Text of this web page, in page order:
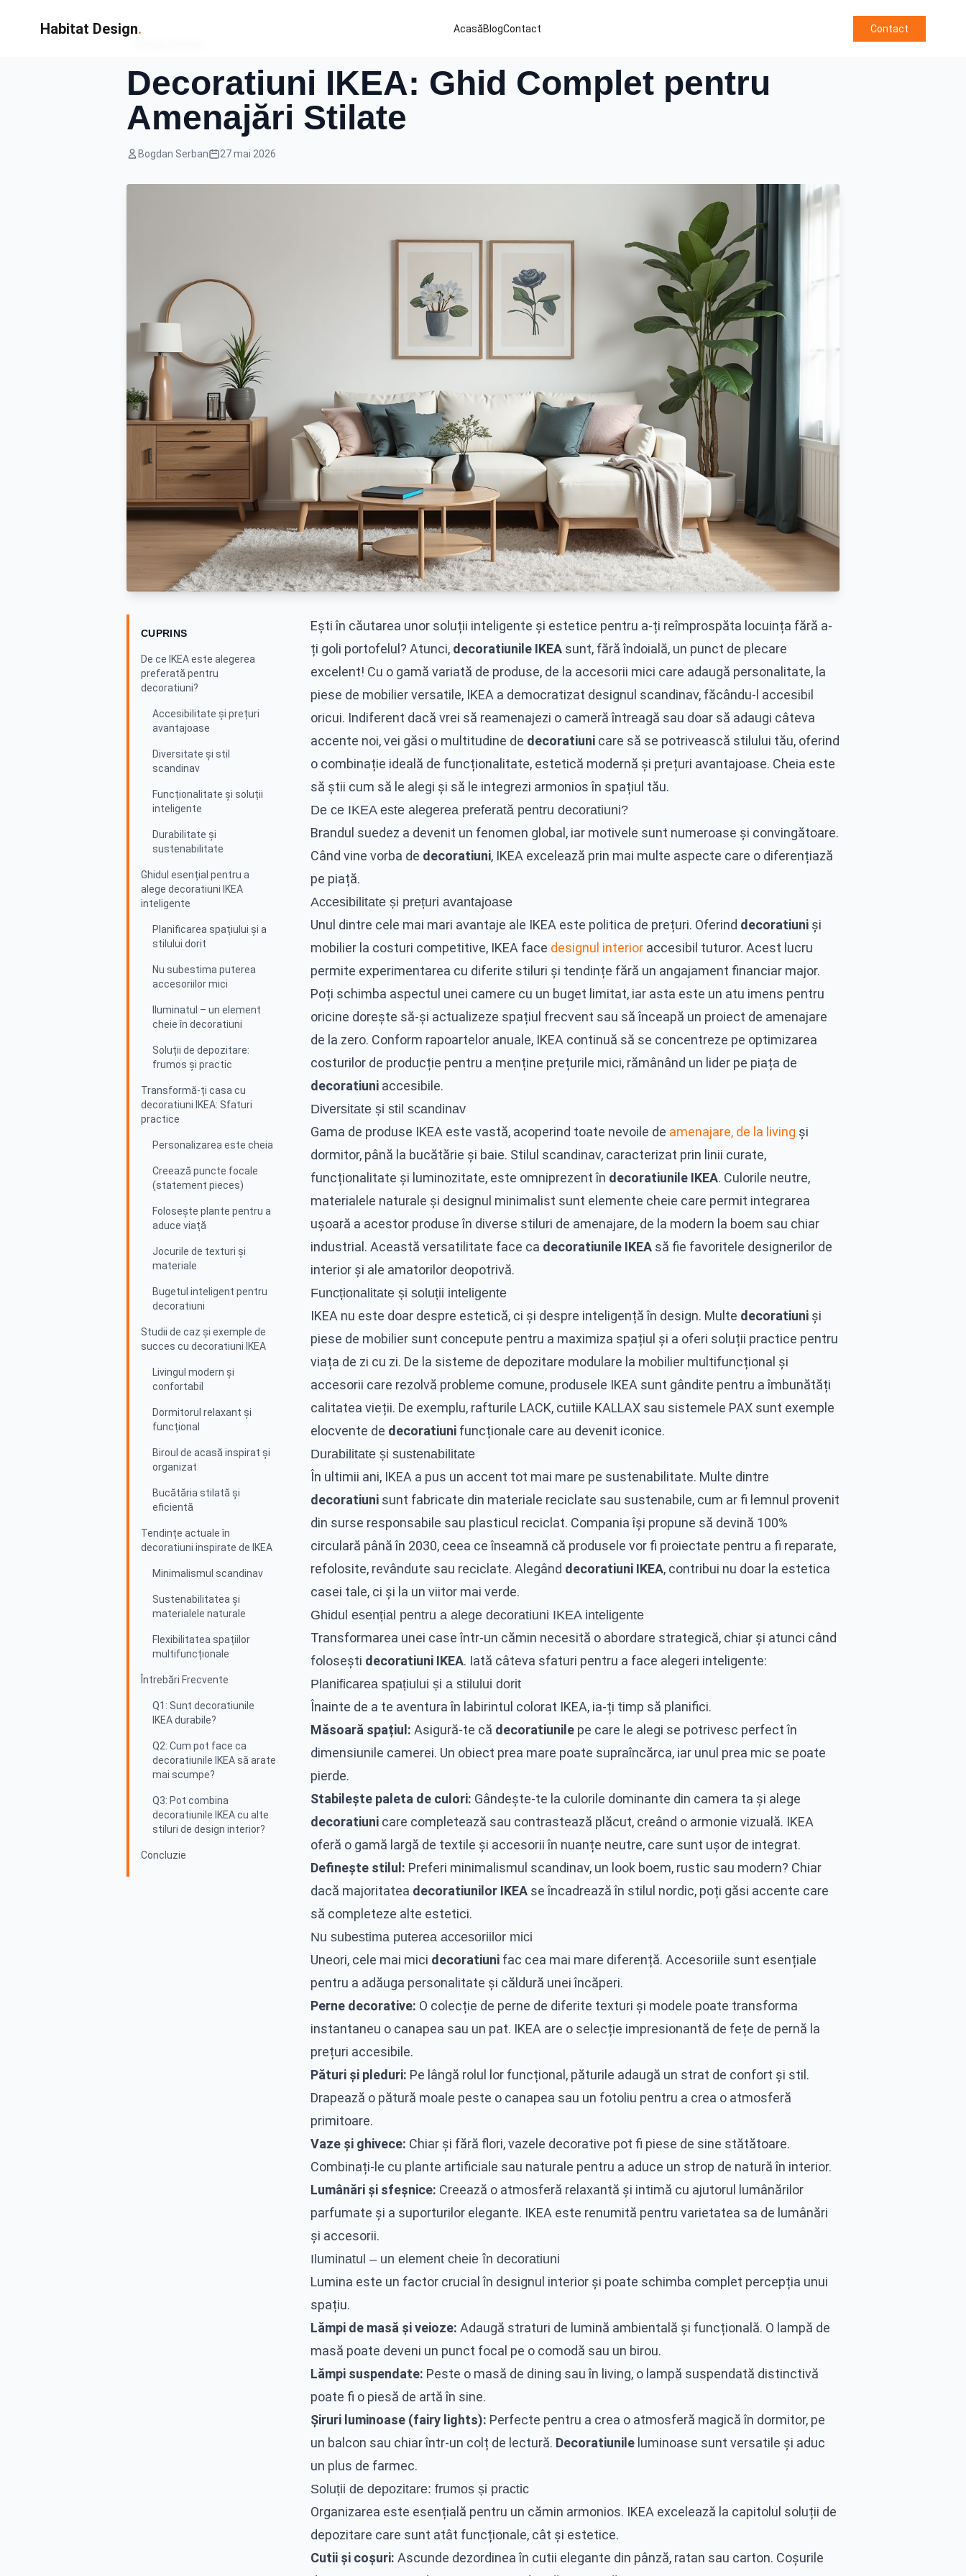
Habitat Design. AcasăBlogContact
Contact
Decoratiuni IKEA: Ghid Complet pentru
Amenajări Stilate
Bogdan Serban 27 mai 2026
CUPRINS
De ce IKEA este alegerea
preferată pentru
decoratiuni?
Accesibilitate și prețuri
avantajoase
Diversitate și stil
scandinav
Funcționalitate și soluții
inteligente
Durabilitate și
sustenabilitate
Ghidul esențial pentru a
alege decoratiuni IKEA
inteligente
Planificarea spațiului și a
stilului dorit
Nu subestima puterea
accesoriilor mici
Iluminatul – un element
cheie în decoratiuni
Soluții de depozitare:
frumos și practic
Transformă-ți casa cu
decoratiuni IKEA: Sfaturi
practice
Personalizarea este cheia
Creează puncte focale
(statement pieces)
Folosește plante pentru a
aduce viață
Jocurile de texturi și
materiale
Bugetul inteligent pentru
decoratiuni
Studii de caz și exemple de
succes cu decoratiuni IKEA
Livingul modern și
confortabil
Dormitorul relaxant și
funcțional
Biroul de acasă inspirat și
organizat
Bucătăria stilată și
eficientă
Tendințe actuale în
decoratiuni inspirate de IKEA
Minimalismul scandinav
Sustenabilitatea și
materialele naturale
Flexibilitatea spațiilor
multifuncționale
Întrebări Frecvente
Q1: Sunt decoratiunile
IKEA durabile?
Q2: Cum pot face ca
decoratiunile IKEA să arate
mai scumpe?
Q3: Pot combina
decoratiunile IKEA cu alte
stiluri de design interior?
Concluzie
Ești în căutarea unor soluții inteligente și estetice pentru a-ți reîmprospăta locuința fără a-
ți goli portofelul? Atunci, decoratiunile IKEA sunt, fără îndoială, un punct de plecare
excelent! Cu o gamă variată de produse, de la accesorii mici care adaugă personalitate, la
piese de mobilier versatile, IKEA a democratizat designul scandinav, făcându-l accesibil
oricui. Indiferent dacă vrei să reamenajezi o cameră întreagă sau doar să adaugi câteva
accente noi, vei găsi o multitudine de decoratiuni care să se potrivească stilului tău, oferind
o combinație ideală de funcționalitate, estetică modernă și prețuri avantajoase. Cheia este
să știi cum să le alegi și să le integrezi armonios în spațiul tău.
De ce IKEA este alegerea preferată pentru decoratiuni?
Brandul suedez a devenit un fenomen global, iar motivele sunt numeroase și convingătoare.
Când vine vorba de decoratiuni, IKEA excelează prin mai multe aspecte care o diferențiază
pe piață.
Accesibilitate și prețuri avantajoase
Unul dintre cele mai mari avantaje ale IKEA este politica de prețuri. Oferind decoratiuni și
mobilier la costuri competitive, IKEA face designul interior accesibil tuturor. Acest lucru
permite experimentarea cu diferite stiluri și tendințe fără un angajament financiar major.
Poți schimba aspectul unei camere cu un buget limitat, iar asta este un atu imens pentru
oricine dorește să-și actualizeze spațiul frecvent sau să înceapă un proiect de amenajare
de la zero. Conform rapoartelor anuale, IKEA continuă să se concentreze pe optimizarea
costurilor de producție pentru a menține prețurile mici, rămânând un lider pe piața de
decoratiuni accesibile.
Diversitate și stil scandinav
Gama de produse IKEA este vastă, acoperind toate nevoile de amenajare, de la living și
dormitor, până la bucătărie și baie. Stilul scandinav, caracterizat prin linii curate,
funcționalitate și luminozitate, este omniprezent în decoratiunile IKEA. Culorile neutre,
materialele naturale și designul minimalist sunt elemente cheie care permit integrarea
ușoară a acestor produse în diverse stiluri de amenajare, de la modern la boem sau chiar
industrial. Această versatilitate face ca decoratiunile IKEA să fie favoritele designerilor de
interior și ale amatorilor deopotrivă.
Funcționalitate și soluții inteligente
IKEA nu este doar despre estetică, ci și despre inteligență în design. Multe decoratiuni și
piese de mobilier sunt concepute pentru a maximiza spațiul și a oferi soluții practice pentru
viața de zi cu zi. De la sisteme de depozitare modulare la mobilier multifuncțional și
accesorii care rezolvă probleme comune, produsele IKEA sunt gândite pentru a îmbunătăți
calitatea vieții. De exemplu, rafturile LACK, cutiile KALLAX sau sistemele PAX sunt exemple
elocvente de decoratiuni funcționale care au devenit iconice.
Durabilitate și sustenabilitate
În ultimii ani, IKEA a pus un accent tot mai mare pe sustenabilitate. Multe dintre
decoratiuni sunt fabricate din materiale reciclate sau sustenabile, cum ar fi lemnul provenit
din surse responsabile sau plasticul reciclat. Compania își propune să devină 100%
circulară până în 2030, ceea ce înseamnă că produsele vor fi proiectate pentru a fi reparate,
refolosite, revândute sau reciclate. Alegând decoratiuni IKEA, contribui nu doar la estetica
casei tale, ci și la un viitor mai verde.
Ghidul esențial pentru a alege decoratiuni IKEA inteligente
Transformarea unei case într-un cămin necesită o abordare strategică, chiar și atunci când
folosești decoratiuni IKEA. Iată câteva sfaturi pentru a face alegeri inteligente:
Planificarea spațiului și a stilului dorit
Înainte de a te aventura în labirintul colorat IKEA, ia-ți timp să planifici.
Măsoară spațiul: Asigură-te că decoratiunile pe care le alegi se potrivesc perfect în
dimensiunile camerei. Un obiect prea mare poate supraîncărca, iar unul prea mic se poate
pierde.
Stabilește paleta de culori: Gândește-te la culorile dominante din camera ta și alege
decoratiuni care completează sau contrastează plăcut, creând o armonie vizuală. IKEA
oferă o gamă largă de textile și accesorii în nuanțe neutre, care sunt ușor de integrat.
Definește stilul: Preferi minimalismul scandinav, un look boem, rustic sau modern? Chiar
dacă majoritatea decoratiunilor IKEA se încadrează în stilul nordic, poți găsi accente care
să completeze alte estetici.
Nu subestima puterea accesoriilor mici
Uneori, cele mai mici decoratiuni fac cea mai mare diferență. Accesoriile sunt esențiale
pentru a adăuga personalitate și căldură unei încăperi.
Perne decorative: O colecție de perne de diferite texturi și modele poate transforma
instantaneu o canapea sau un pat. IKEA are o selecție impresionantă de fețe de pernă la
prețuri accesibile.
Pături și pleduri: Pe lângă rolul lor funcțional, păturile adaugă un strat de confort și stil.
Drapează o pătură moale peste o canapea sau un fotoliu pentru a crea o atmosferă
primitoare.
Vaze și ghivece: Chiar și fără flori, vazele decorative pot fi piese de sine stătătoare.
Combinați-le cu plante artificiale sau naturale pentru a aduce un strop de natură în interior.
Lumânări și sfeșnice: Creează o atmosferă relaxantă și intimă cu ajutorul lumânărilor
parfumate și a suporturilor elegante. IKEA este renumită pentru varietatea sa de lumânări
și accesorii.
Iluminatul – un element cheie în decoratiuni
Lumina este un factor crucial în designul interior și poate schimba complet percepția unui
spațiu.
Lămpi de masă și veioze: Adaugă straturi de lumină ambientală și funcțională. O lampă de
masă poate deveni un punct focal pe o comodă sau un birou.
Lămpi suspendate: Peste o masă de dining sau în living, o lampă suspendată distinctivă
poate fi o piesă de artă în sine.
Șiruri luminoase (fairy lights): Perfecte pentru a crea o atmosferă magică în dormitor, pe
un balcon sau chiar într-un colț de lectură. Decoratiunile luminoase sunt versatile și aduc
un plus de farmec.
Soluții de depozitare: frumos și practic
Organizarea este esențială pentru un cămin armonios. IKEA excelează la capitolul soluții de
depozitare care sunt atât funcționale, cât și estetice.
Cutii și coșuri: Ascunde dezordinea în cutii elegante din pânză, ratan sau carton. Coșurile